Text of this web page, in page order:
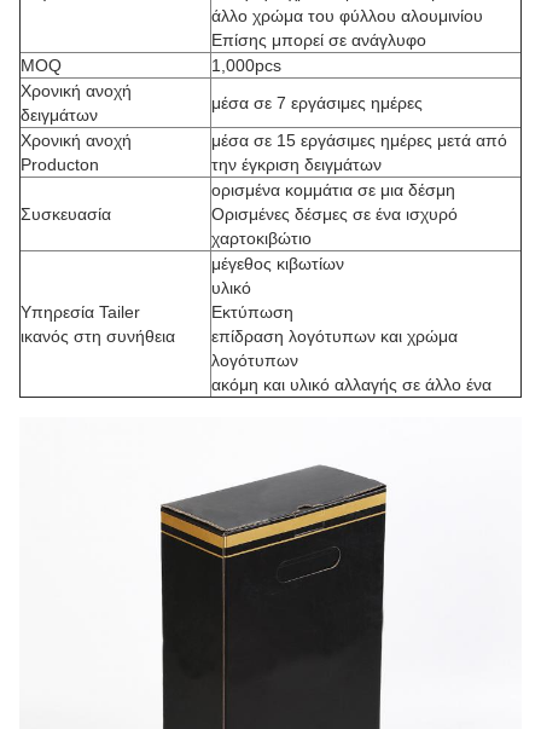
άλλο χρώμα του φύλλου αλουμινίου
Επίσης μπορεί σε ανάγλυφο
MOQ
1,000pcs
Χρονική ανοχή
δειγμάτων
μέσα σε 7 εργάσιμες ημέρες
Χρονική ανοχή
Producton
μέσα σε 15 εργάσιμες ημέρες μετά από
την έγκριση δειγμάτων
Συσκευασία
ορισμένα κομμάτια σε μια δέσμη
Ορισμένες δέσμες σε ένα ισχυρό
χαρτοκιβώτιο
Υπηρεσία Tailer
ικανός στη συνήθεια
μέγεθος κιβωτίων
υλικό
Εκτύπωση
επίδραση λογότυπων και χρώμα
λογότυπων
ακόμη και υλικό αλλαγής σε άλλο ένα